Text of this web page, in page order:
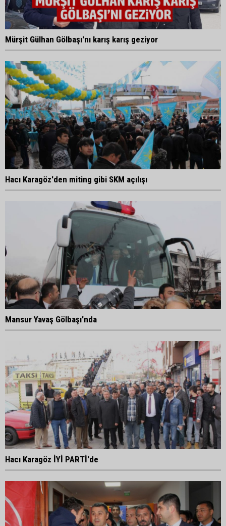
Mürşit Gülhan Gölbaşı'nı karış karış geziyor
Hacı Karagöz'den miting gibi SKM açılışı
Mansur Yavaş Gölbaşı'nda
Hacı Karagöz İYİ PARTİ'de